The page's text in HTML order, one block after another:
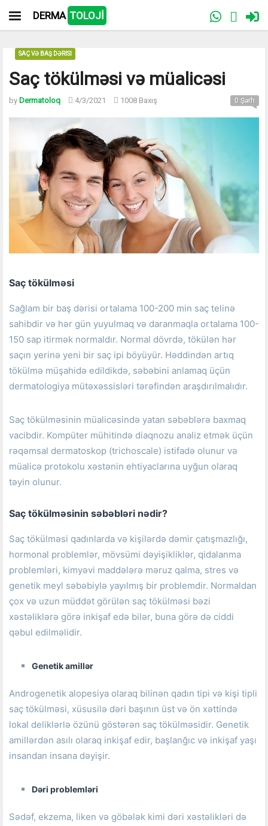
DERMA TOLOJİ
Saç tökülməsi və müalicəsi
SAÇ VƏ BAŞ DƏRISI
by Dermatoloq 4/3/2021 1008 Baxış 0 Şərh
Saç tökülməsi
Sağlam bir baş dərisi ortalama 100-200 min saç telinə
sahibdir və hər gün yuyulmaq və daranmaqla ortalama 100-
150 sap itirmək normaldır. Normal dövrdə, tökülən hər
saçın yerinə yeni bir saç ipi böyüyür. Həddindən artıq
tökülmə müşahidə edildikdə, səbəbini anlamaq üçün
dermatologiya mütəxəssisləri tərəfindən araşdırılmalıdır.
Saç tökülməsinin müalicəsində yatan səbəblərə baxmaq
vacibdir. Kompüter mühitində diaqnozu analiz etmək üçün
rəqəmsal dermatoskop (trichoscale) istifadə olunur və
müalicə protokolu xəstənin ehtiyaclarına uyğun olaraq
təyin olunur.
Saç tökülməsinin səbəbləri nədir?
Saç tökülməsi qadınlarda və kişilərdə dəmir çatışmazlığı,
hormonal problemlər, mövsümi dəyişikliklər, qidalanma
problemləri, kimyəvi maddələrə məruz qalma, stres və
genetik meyl səbəbiylə yayılmış bir problemdir. Normaldan
çox və uzun müddət görülən saç tökülməsi bəzi
xəstəliklərə görə inkişaf edə bilər, buna görə də ciddi
qəbul edilməlidir.
Genetik amillər
Androgenetik alopesiya olaraq bilinən qadın tipi və kişi tipli
saç tökülməsi, xüsusilə dəri başının üst və ön xəttində
lokal deliklərlə özünü göstərən saç tökülməsidir. Genetik
amillərdən asılı olaraq inkişaf edir, başlanğıc və inkişaf yaşı
insandan insana dəyişir.
Dəri problemləri
Sədəf, ekzema, liken və göbələk kimi dəri xəstəlikləri də